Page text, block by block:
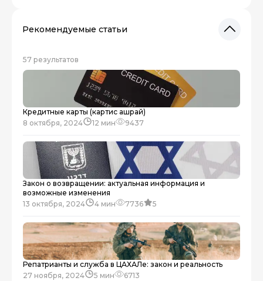
Рекомендуемые статьи
57 результатов
8 октября, 2024 12 мин 9437
Кредитные карты (картис ашрай)
13 октября, 2024 4 мин 7736 5
Закон о возвращении: актуальная информация и
возможные изменения
27 ноября, 2024 5 мин 6713
Репатрианты и служба в ЦАХАЛе: закон и реальность